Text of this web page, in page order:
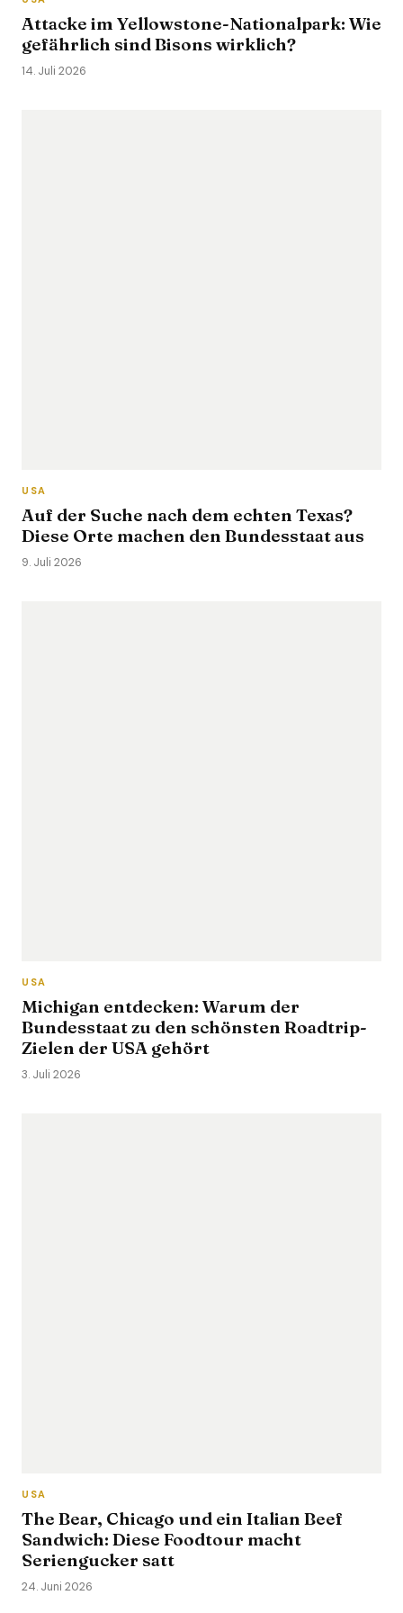
Attacke im Yellowstone-Nationalpark: Wie
gefährlich sind Bisons wirklich?
14. Juli 2026
USA
Auf der Suche nach dem echten Texas?
Diese Orte machen den Bundesstaat aus
9. Juli 2026
USA
Michigan entdecken: Warum der
Bundesstaat zu den schönsten Roadtrip-
Zielen der USA gehört
3. Juli 2026
USA
The Bear, Chicago und ein Italian Beef
Sandwich: Diese Foodtour macht
Seriengucker satt
24. Juni 2026